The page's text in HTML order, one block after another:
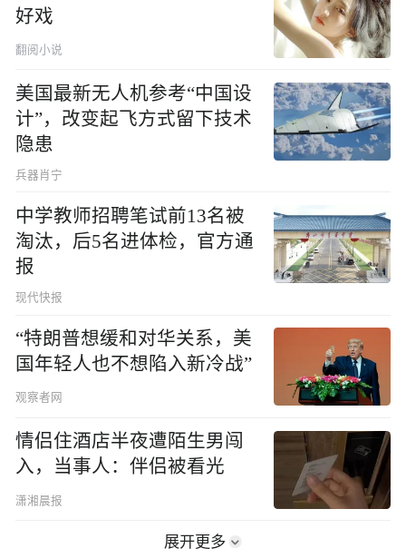
好戏
翻阅小说
美国最新无人机参考“中国设
计”，改变起飞方式留下技术
隐患
兵器肖宁
中学教师招聘笔试前13名被
淘汰，后5名进体检，官方通
报
现代快报
“特朗普想缓和对华关系，美
国年轻人也不想陷入新冷战”
观察者网
情侣住酒店半夜遭陌生男闯
入，当事人：伴侣被看光
潇湘晨报
展开更多